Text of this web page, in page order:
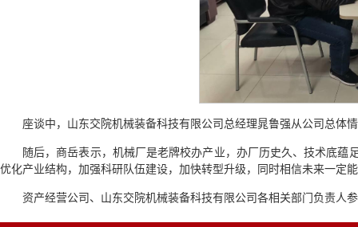
座谈中，山东交院机械装备科技有限公司总经理晁鲁强从公司总体
随后，商岳表示，机械厂是老牌校办产业，办厂历史久、技术底
优化产业结构，加强科研队伍建设，加快转型升级，同时相信未来一定
资产经营公司、山东交院机械装备科技有限公司各相关部门负责人